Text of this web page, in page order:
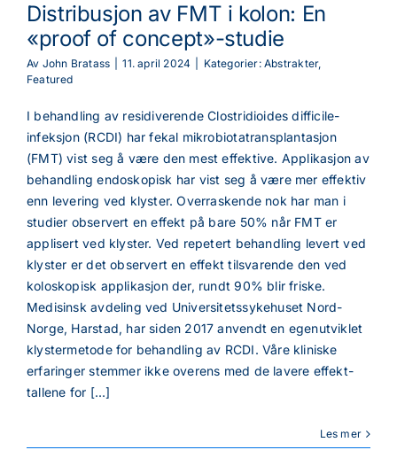
Distribusjon av FMT i kolon: En
«proof of concept»-studie
Av John Bratass 11. april 2024 Kategorier:Abstrakter,
Featured
I behandling av residiverende Clostridioides difficile-
infeksjon (RCDI) har fekal mikrobiotatransplantasjon
(FMT) vist seg å være den mest effektive. Applikasjon av
behandling endoskopisk har vist seg å være mer effektiv
enn levering ved klyster. Overraskende nok har man i
studier observert en effekt på bare 50% når FMT er
applisert ved klyster. Ved repetert behandling levert ved
klyster er det observert en effekt tilsvarende den ved
koloskopisk applikasjon der, rundt 90% blir friske.
Medisinsk avdeling ved Universitetssykehuset Nord-
Norge, Harstad, har siden 2017 anvendt en egenutviklet
klystermetode for behandling av RCDI. Våre kliniske
erfaringer stemmer ikke overens med de lavere effekt-
tallene for [...]
Les mer